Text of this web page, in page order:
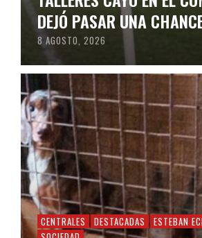
DEJÓ PASAR UNA
8 AGOSTO, 2026
CENTRALES DESTACADAS
ESTEBAN